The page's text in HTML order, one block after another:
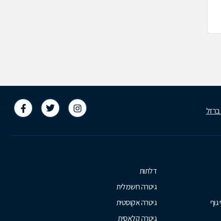
גוף
דלתות
גיטרה חשמלית
גיטרה אקוסטית
גיטרה קלאסית